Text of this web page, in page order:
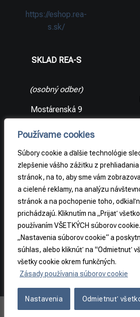
Používame cookies
Súbory cookie a ďalšie technológie
zlepšenie vášho zážitku z
stránok, na to, aby sme vám
a cielené reklamy, na analýzu
stránok a na pochopenie toho, odkiaľ
prichádzajú. Kliknutím na „Prijať
používaním VŠETKÝCH súborov
„Nastavenia súborov cookie“ a
súhlas, alebo kliknúť na "Odmietnuť
všetky cookie okrem funkčných.
Zásady používania súborov cookie
Nastavenia Odmietnuť
https://eshop.rea-
s.sk/
SKLAD REA-S
(osobný odber)
Mostárenská 9
republika
PRÁVNE
INFORMÁCIE
Obchodné
podmienky
Odstúpenie od
zmluvy
Copyright 2026 ©